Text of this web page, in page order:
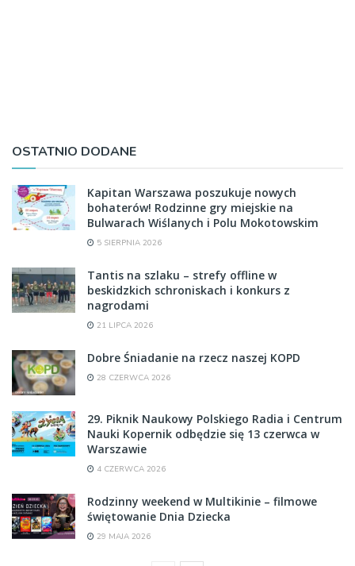
OSTATNIO DODANE
Kapitan Warszawa poszukuje nowych
bohaterów! Rodzinne gry miejskie na
Bulwarach Wiślanych i Polu Mokotowskim
5 SIERPNIA 2026
Tantis na szlaku – strefy offline w
beskidzkich schroniskach i konkurs z
nagrodami
21 LIPCA 2026
Dobre Śniadanie na rzecz naszej KOPD
28 CZERWCA 2026
29. Piknik Naukowy Polskiego Radia i Centrum
Nauki Kopernik odbędzie się 13 czerwca w
Warszawie
4 CZERWCA 2026
Rodzinny weekend w Multikinie – filmowe
świętowanie Dnia Dziecka
29 MAJA 2026